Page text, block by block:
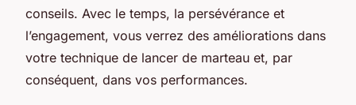
conseils. Avec le temps, la persévérance et
l’engagement, vous verrez des améliorations dans
votre technique de lancer de marteau et, par
conséquent, dans vos performances.